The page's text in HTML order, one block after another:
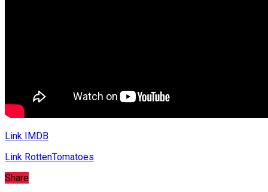
Link IMDB
Link RottenTomatoes
Share